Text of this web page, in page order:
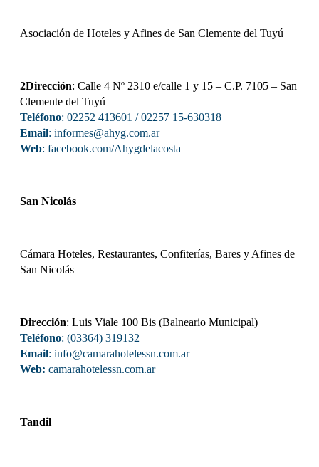
Asociación de Hoteles y Afines de San Clemente del Tuyú
2Dirección: Calle 4 Nº 2310 e/calle 1 y 15 – C.P. 7105 – San
Clemente del Tuyú
Teléfono: 02252 413601 / 02257 15-630318
Email: informes@ahyg.com.ar
Web: facebook.com/Ahygdelacosta
San Nicolás
Cámara Hoteles, Restaurantes, Confiterías, Bares y Afines de
San Nicolás
Dirección: Luis Viale 100 Bis (Balneario Municipal)
Teléfono: (03364) 319132
Email: info@camarahotelessn.com.ar
Web: camarahotelessn.com.ar
Tandil